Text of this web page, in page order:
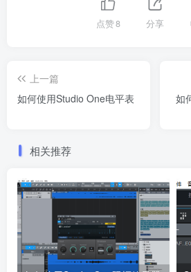
点赞8 分享
上一篇
如何使用Studio One电平表
如
相关推荐